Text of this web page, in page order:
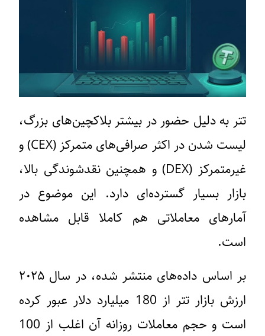
تتر به دلیل حضور در بیشتر بلاکچین‌های بزرگ،
لیست شدن در اکثر صرافی‌های متمرکز (CEX) و
غیرمتمرکز (DEX) و همچنین نقدشوندگی بالا،
بازار بسیار گسترده‌ای دارد. این موضوع در
آمارهای معاملاتی هم کاملا قابل مشاهده
است.
بر اساس داده‌های منتشر شده، در سال ۲۰۲۵
ارزش بازار تتر از 180 میلیارد دلار عبور کرده
است و حجم معاملات روزانه آن اغلب از 100